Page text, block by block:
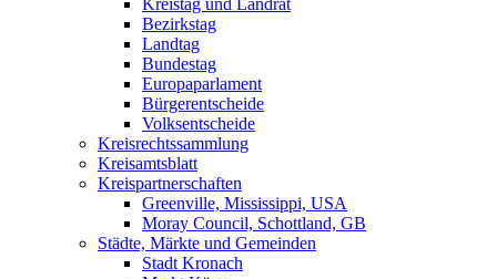
Kreistag und Landrat
Bezirkstag
Landtag
Bundestag
Europaparlament
Bürgerentscheide
Volksentscheide
Kreisrechtssammlung
Kreisamtsblatt
Kreispartnerschaften
Greenville, Mississippi, USA
Moray Council, Schottland, GB
Städte, Märkte und Gemeinden
Stadt Kronach